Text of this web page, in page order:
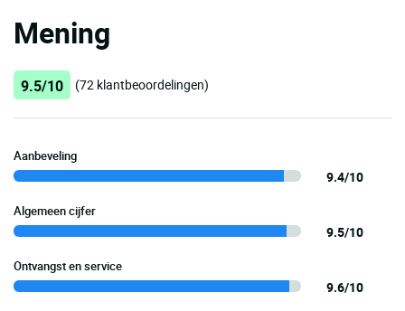
Mening
9.5/10 (72 klantbeoordelingen)
Aanbeveling
9.4/10
Algemeen cijfer
9.5/10
Ontvangst en service
9.6/10